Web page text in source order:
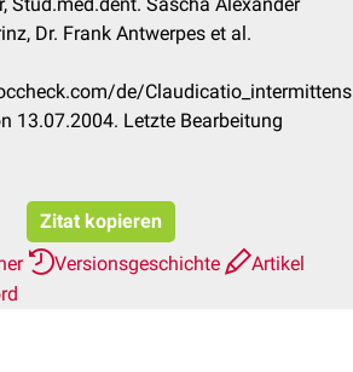
Dr. Frank Antwerpes et al.
de/Claudicatio_intermittens
13.07.2004. Letzte Bearbeitung
Zitat kopieren
Versionsgeschichte
Artikel